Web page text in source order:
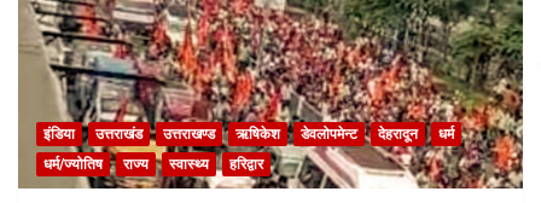
इंडिया उत्तराखंड उत्तराखण्ड ऋषिकेश डेवलोपमेन्ट देहरादून
धर्म
धर्म/ज्योतिष
राज्य स्वास्थ्य हरिद्वार